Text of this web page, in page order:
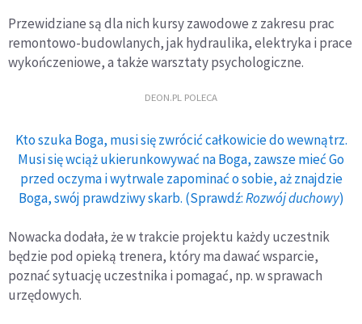
Przewidziane są dla nich kursy zawodowe z zakresu prac
remontowo-budowlanych, jak hydraulika, elektryka i prace
wykończeniowe, a także warsztaty psychologiczne.
DEON.PL POLECA
Kto szuka Boga, musi się zwrócić całkowicie do wewnątrz.
Musi się wciąż ukierunkowywać na Boga, zawsze mieć Go
przed oczyma i wytrwale zapominać o sobie, aż znajdzie
Boga, swój prawdziwy skarb. (Sprawdź:Rozwój duchowy)
Nowacka dodała, że w trakcie projektu każdy uczestnik
będzie pod opieką trenera, który ma dawać wsparcie,
poznać sytuację uczestnika i pomagać, np. w sprawach
urzędowych.